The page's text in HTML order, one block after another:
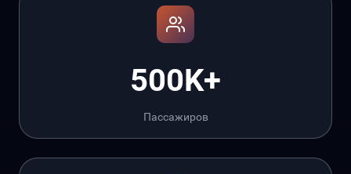
500K+
Пассажиров